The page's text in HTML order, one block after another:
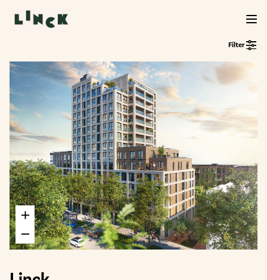
Filter